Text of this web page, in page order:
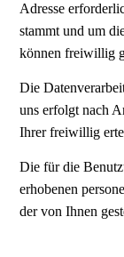
Adresse
stammt und um
können freiwillig
Die
uns erfolgt nach
Ihrer freiwillig
Die für die
erhobenen
der von Ihnen